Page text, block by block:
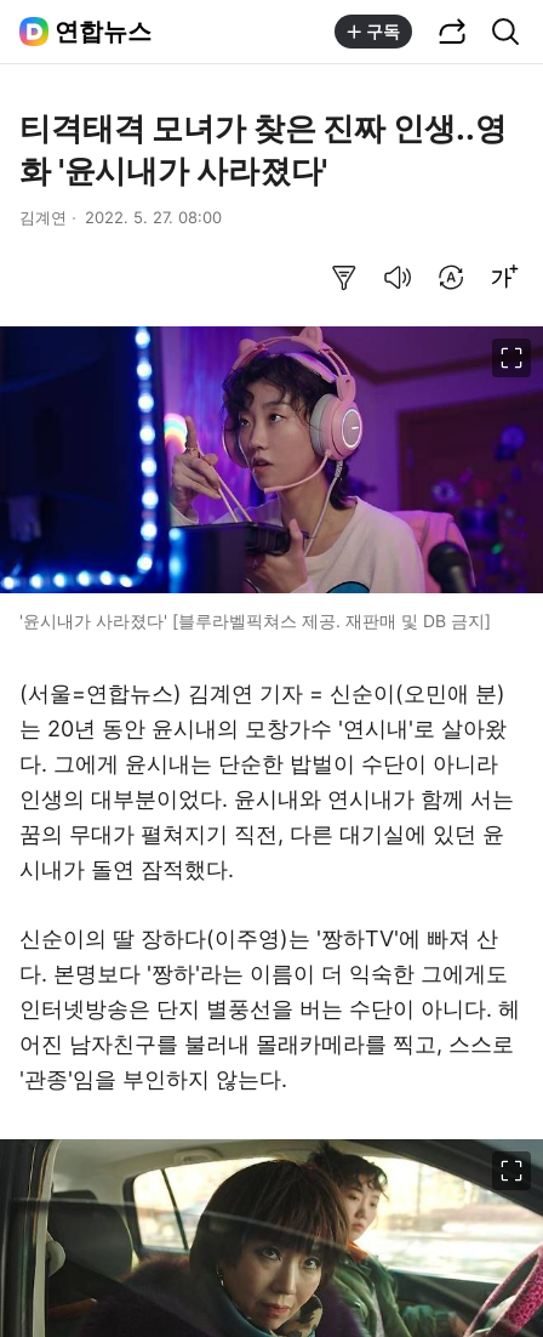
연합뉴스 구독
티격태격 모녀가 찾은 진짜 인생..영
화 '윤시내가 사라졌다'
김계연 2022. 5. 27. 08:00
'윤시내가 사라졌다' [블루라벨픽쳐스 제공. 재판매 및 DB 금지]
(서울=연합뉴스) 김계연 기자 = 신순이(오민애 분)
는 20년 동안 윤시내의 모창가수 '연시내'로 살아왔
다. 그에게 윤시내는 단순한 밥벌이 수단이 아니라
인생의 대부분이었다. 윤시내와 연시내가 함께 서는
꿈의 무대가 펼쳐지기 직전, 다른 대기실에 있던 윤
시내가 돌연 잠적했다.
신순이의 딸 장하다(이주영)는 '짱하TV'에 빠져 산
다. 본명보다 '짱하'라는 이름이 더 익숙한 그에게도
인터넷방송은 단지 별풍선을 버는 수단이 아니다. 헤
어진 남자친구를 불러내 몰래카메라를 찍고, 스스로
'관종'임을 부인하지 않는다.